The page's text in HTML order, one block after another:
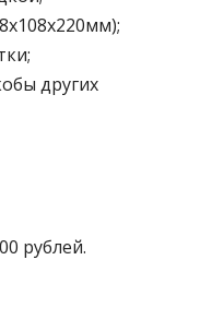
других
рублей.